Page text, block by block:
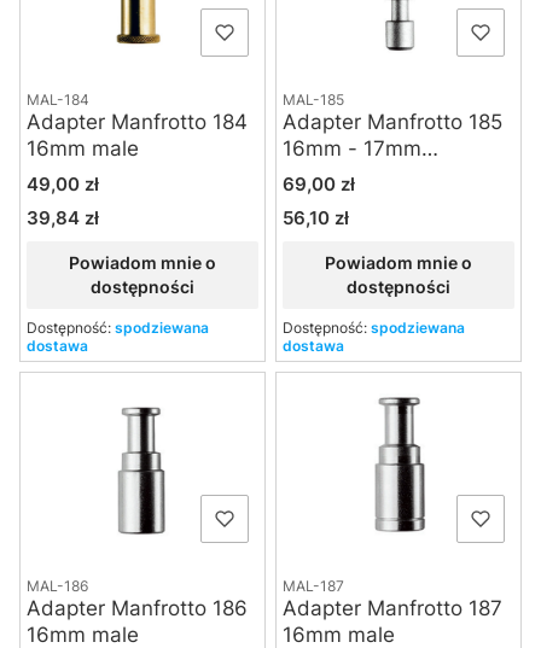
MAL-184
Adapter Manfrotto 184
16mm male
Cena
49,00 zł
Cena
39,84 zł
Powiadom mnie o
dostępności
Dostępność: spodziewana
dostawa
MAL-185
Adapter Manfrotto 185
16mm - 17mm
'japoński'
Cena
69,00 zł
Cena
56,10 zł
Powiadom mnie o
dostępności
Dostępność: spodziewana
dostawa
MAL-186
Adapter Manfrotto 186
16mm male
MAL-187
Adapter Manfrotto 187
16mm male